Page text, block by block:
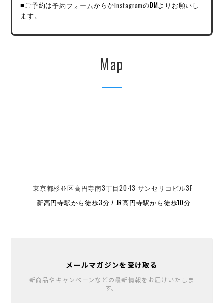
■ご予約は予約フォームからかInstagramのDMよりお願いし
ます。
Map
東京都杉並区高円寺南3丁目20-13 サンセリコビル3F
新高円寺駅から徒歩3分 / JR高円寺駅から徒歩10分
メールマガジンを受け取る
新商品やキャンペーンなどの最新情報をお届けいたしま
す。